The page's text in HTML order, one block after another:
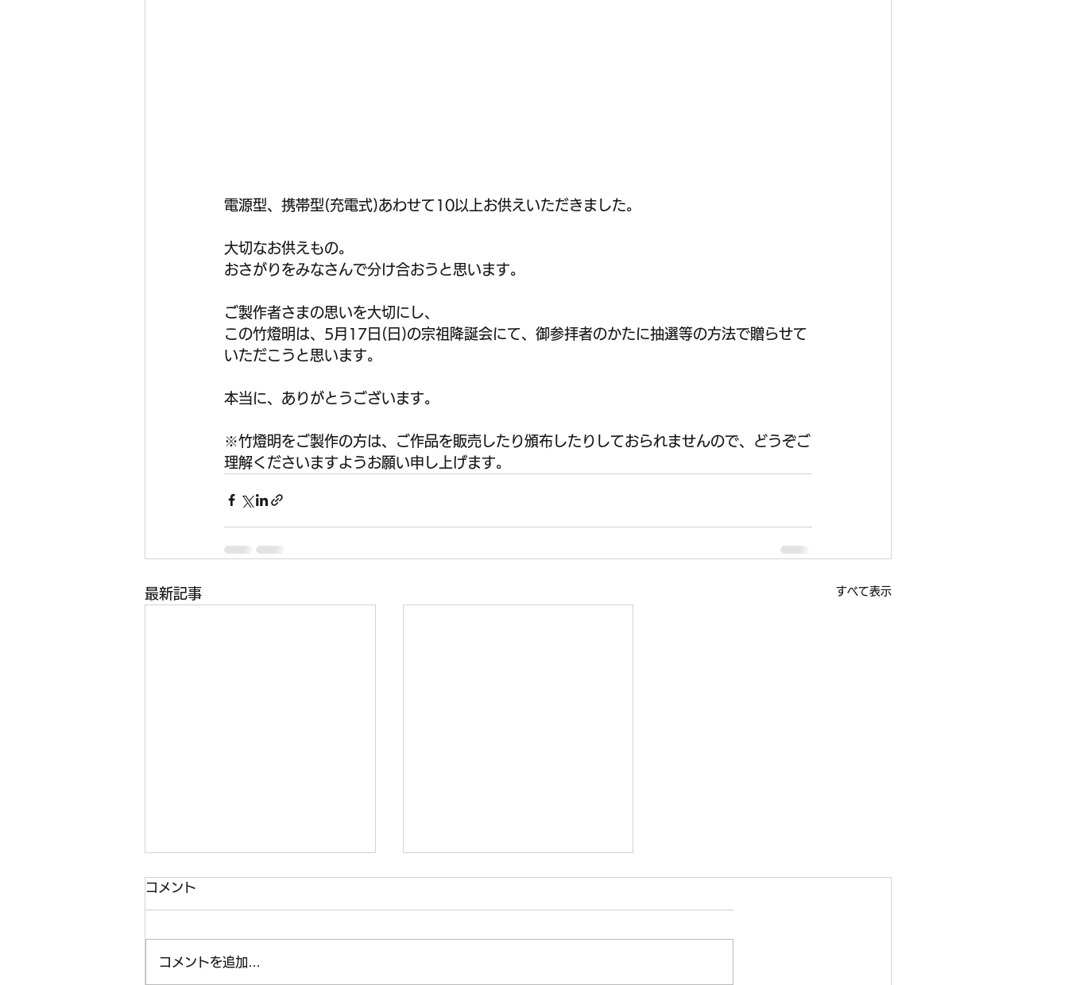
電源型、携帯型(充電式)あわせて10以上お供えいただきました。
大切なお供えもの。
おさがりをみなさんで分け合おうと思います。
ご製作者さまの思いを大切にし、
この竹燈明は、5月17日(日)の宗祖降誕会にて、御参拝者のかたに抽選等の方法で贈らせて
いただこうと思います。
本当に、ありがとうございます。
※竹燈明をご製作の方は、ご作品を販売したり頒布したりしておられませんので、どうぞご
理解くださいますようお願い申し上げます。
最新記事 すべて表示
コメント
コメントを追加…